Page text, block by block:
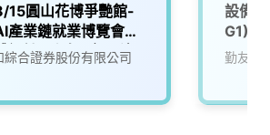
15圓山花博爭艷館-
產業鏈就業博覽會」
設計工程師(應用科)
綜合證券股份有限公司
設備
G1)
勤友企